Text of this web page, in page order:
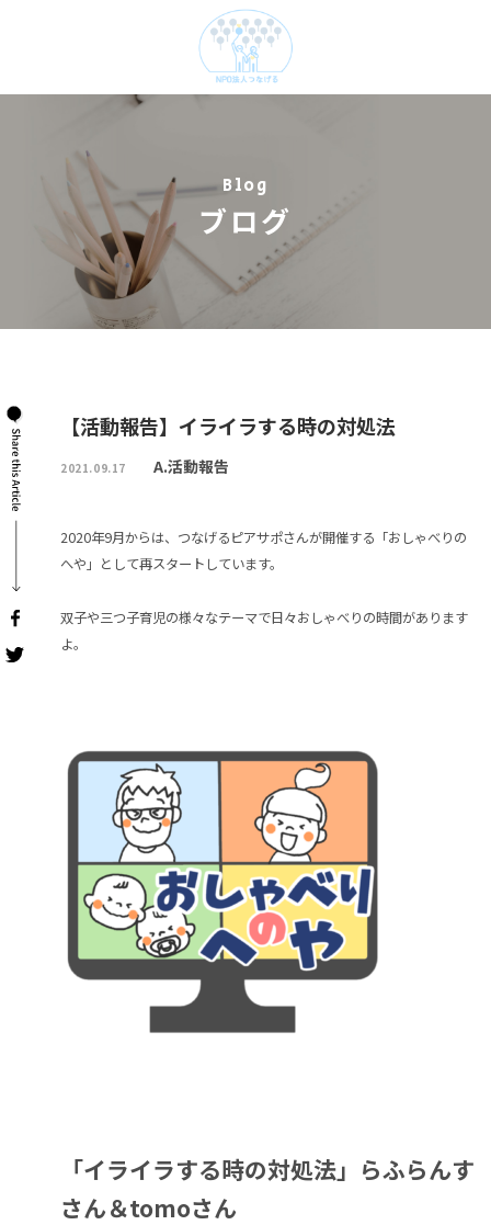
Blog
ブログ
【活動報告】イライラする時の対処法
2021.09.17 A.活動報告
2020年9月からは、つなげるピアサポさんが開催する「おしゃべりの
へや」として再スタートしています。
双子や三つ子育児の様々なテーマで日々おしゃべりの時間があります
よ。
「イライラする時の対処法」らふらんす
さん＆tomoさん